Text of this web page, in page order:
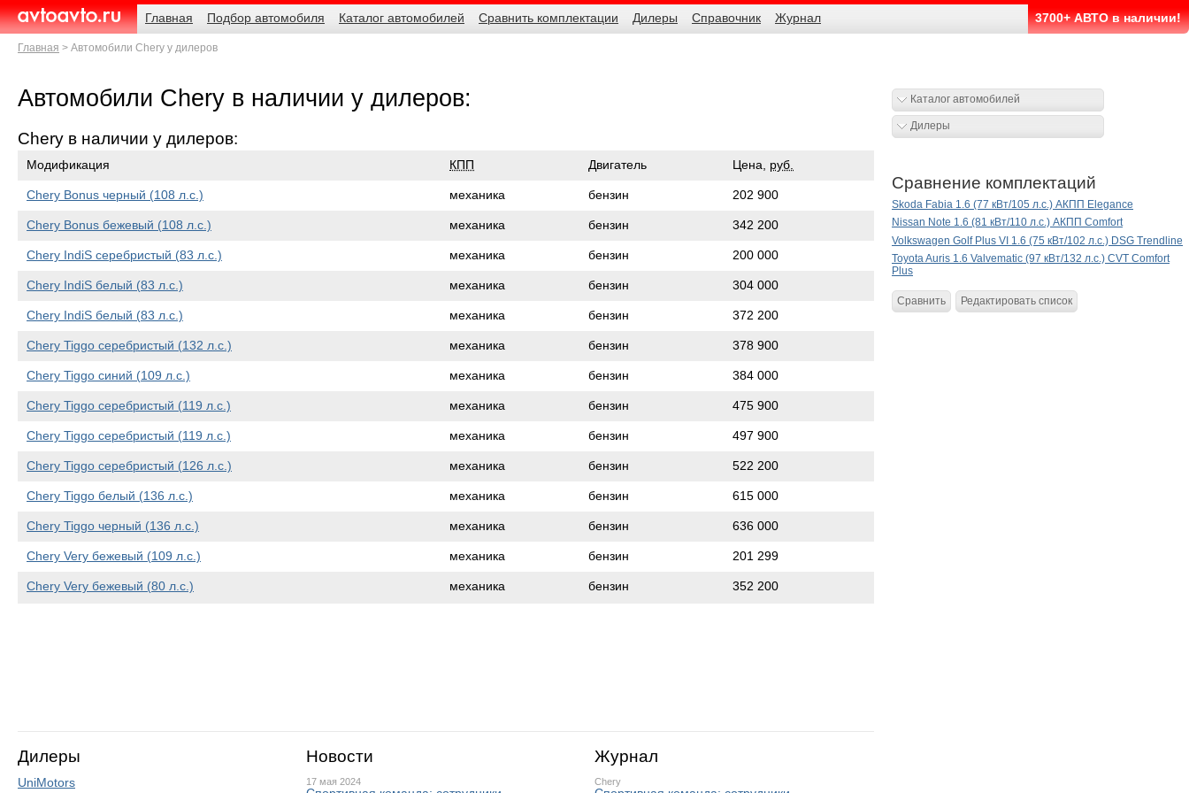
AvtoAvto.ru
Навигация
Главная
Подбор автомобиля Каталог автомобилей Сравнить комплектации Дилеры Справочник Журнал 3700+ АВТО в наличии!
Родительские
страницы
Главная Автомобили Chery у дилеров
Автомобили Chery в наличии у дилеров:
Chery в наличии у дилеров:
Модификация КПП Двигатель Цена, руб.
Chery Bonus черный (108 л.с.) механика бензин 202 900
Chery Bonus бежевый (108 л.с.) механика бензин 342 200
Chery IndiS серебристый (83 л.с.) механика бензин 200 000
Chery IndiS белый (83 л.с.) механика бензин 304 000
Chery IndiS белый (83 л.с.) механика бензин 372 200
Chery Tiggo серебристый (132 л.с.) механика бензин 378 900
Chery Tiggo синий (109 л.с.) механика бензин 384 000
Chery Tiggo серебристый (119 л.с.) механика бензин 475 900
Chery Tiggo серебристый (119 л.с.) механика бензин 497 900
Chery Tiggo серебристый (126 л.с.) механика бензин 522 200
Chery Tiggo белый (136 л.с.) механика бензин 615 000
Chery Tiggo черный (136 л.с.) механика бензин 636 000
Chery Very бежевый (109 л.с.) механика бензин 201 299
Chery Very бежевый (80 л.с.) механика бензин 352 200
Дилеры
UniMotors
Новости
17 мая 2024
Журнал
Chery
Каталог автомобилей
Дилеры
Сравнение комплектаций
Skoda Fabia 1.6 (77 кВт/105 л.с.) АКПП Elegance
Nissan Note 1.6 (81 кВт/110 л.с.) АКПП Comfort
Volkswagen Golf Plus VI 1.6 (75 кВт/102 л.с.) DSG Trendline
Toyota Auris 1.6 Valvematic (97 кВт/132 л.с.) CVT Comfort
Plus
Сравнить Редактировать список